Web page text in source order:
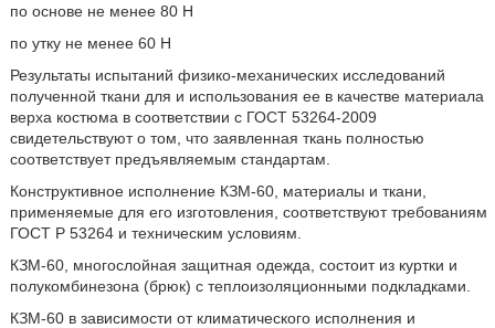
по основе не менее 80 Н
по утку не менее 60 Н
Результаты испытаний физико-механических исследований
полученной ткани для и использования ее в качестве материала
верха костюма в соответствии с ГОСТ 53264-2009
свидетельствуют о том, что заявленная ткань полностью
соответствует предъявляемым стандартам.
Конструктивное исполнение КЗМ-60, материалы и ткани,
применяемые для его изготовления, соответствуют требованиям
ГОСТ Р 53264 и техническим условиям.
КЗМ-60, многослойная защитная одежда, состоит из куртки и
полукомбинезона (брюк) с теплоизоляционными подкладками.
КЗМ-60 в зависимости от климатического исполнения и